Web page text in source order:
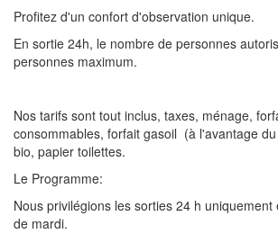
Profitez d'un confort d'observation unique.
En sortie 24h, le nombre de personnes
personnes maximum.
Nos tarifs sont tout inclus, taxes, ménage,
consommables, forfait gasoil (à l'avantage
bio, papier toilettes.
Le Programme:
Nous privilégions les sorties 24 h
de mardi.